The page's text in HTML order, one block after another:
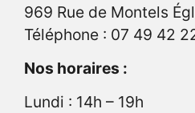
969 Rue de Montels
Téléphone : 07 49 42
Nos horaires :
Lundi : 14h – 19h